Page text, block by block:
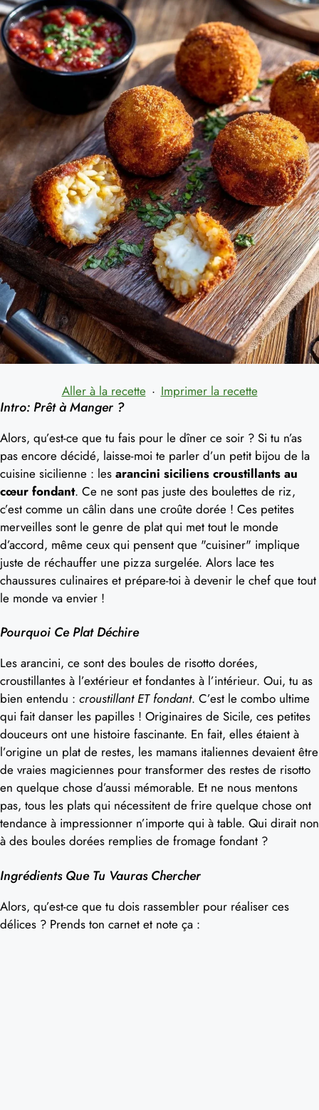
Aller à la recette · Imprimer la recette
Intro: Prêt à Manger ?
Alors, qu’est-ce que tu fais pour le dîner ce soir ? Si tu n’as
pas encore décidé, laisse-moi te parler d’un petit bijou de la
cuisine sicilienne : les arancini siciliens croustillants au
cœur fondant. Ce ne sont pas juste des boulettes de riz,
c’est comme un câlin dans une croûte dorée ! Ces petites
merveilles sont le genre de plat qui met tout le monde
d’accord, même ceux qui pensent que "cuisiner" implique
juste de réchauffer une pizza surgelée. Alors lace tes
chaussures culinaires et prépare-toi à devenir le chef que tout
le monde va envier !
Pourquoi Ce Plat Déchire
Les arancini, ce sont des boules de risotto dorées,
croustillantes à l’extérieur et fondantes à l’intérieur. Oui, tu as
bien entendu : croustillant ET fondant. C’est le combo ultime
qui fait danser les papilles ! Originaires de Sicile, ces petites
douceurs ont une histoire fascinante. En fait, elles étaient à
l’origine un plat de restes, les mamans italiennes devaient être
de vraies magiciennes pour transformer des restes de risotto
en quelque chose d’aussi mémorable. Et ne nous mentons
pas, tous les plats qui nécessitent de frire quelque chose ont
tendance à impressionner n’importe qui à table. Qui dirait non
à des boules dorées remplies de fromage fondant ?
Ingrédients Que Tu Vauras Chercher
Alors, qu’est-ce que tu dois rassembler pour réaliser ces
délices ? Prends ton carnet et note ça :